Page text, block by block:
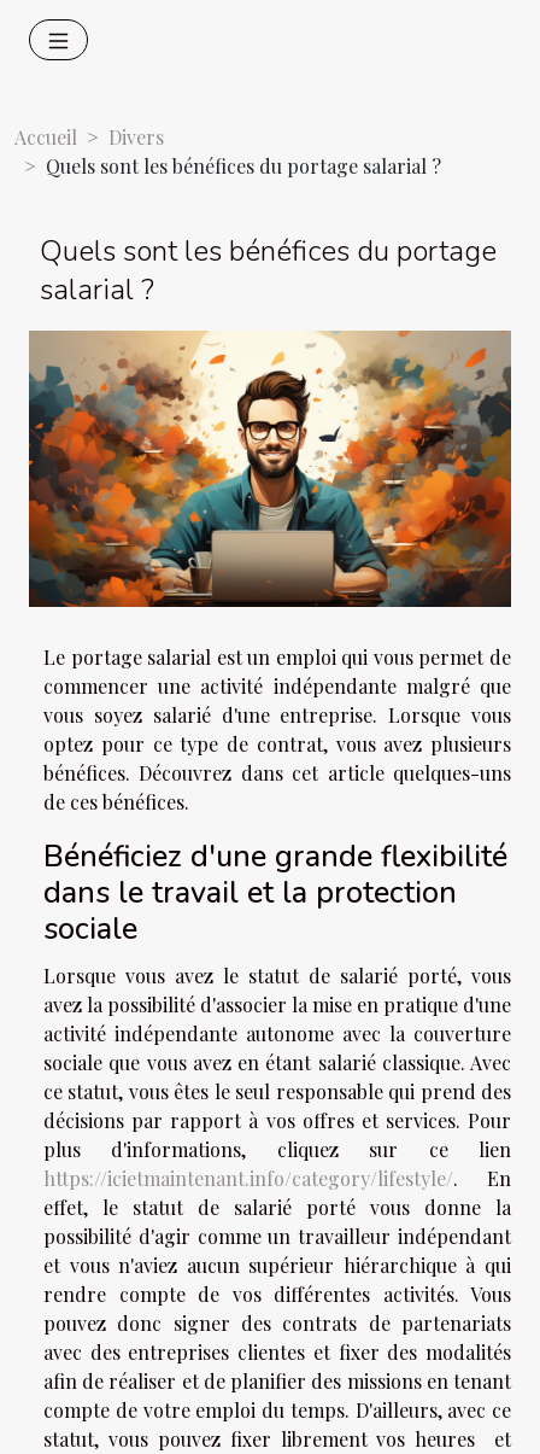
Accueil
Divers
Quels sont les bénéfices du portage salarial ?
Quels sont les bénéfices du portage
salarial ?
Le portage salarial est un emploi qui vous permet de
commencer une activité indépendante malgré que
vous soyez salarié d'une entreprise. Lorsque vous
optez pour ce type de contrat, vous avez plusieurs
bénéfices. Découvrez dans cet article quelques-uns
de ces bénéfices.
Bénéficiez d'une grande flexibilité
dans le travail et la protection
sociale
Lorsque vous avez le statut de salarié porté, vous
avez la possibilité d'associer la mise en pratique d'une
activité indépendante autonome avec la couverture
sociale que vous avez en étant salarié classique. Avec
ce statut, vous êtes le seul responsable qui prend des
décisions par rapport à vos offres et services. Pour
plus d'informations, cliquez sur ce lien
https://icietmaintenant.info/category/lifestyle/.
En
effet, le statut de salarié porté vous donne la
possibilité d'agir comme un travailleur indépendant
et vous n'aviez aucun supérieur hiérarchique à qui
rendre compte de vos différentes activités. Vous
pouvez donc signer des contrats de partenariats
avec des entreprises clientes et fixer des modalités
afin de réaliser et de planifier des missions en tenant
compte de votre emploi du temps. D'ailleurs, avec ce
statut, vous pouvez fixer librement vos heures et